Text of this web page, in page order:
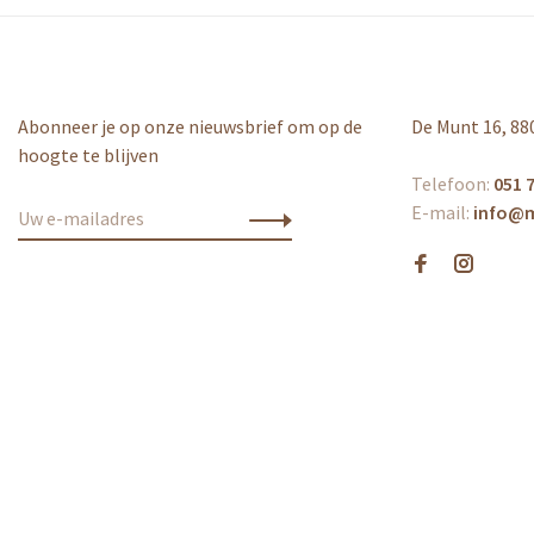
Abonneer je op onze nieuwsbrief om op de
hoogte te blijven
De Munt 16,
Telefoon: 051
E-mail: